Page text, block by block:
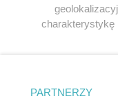
ODWIEDŹ
charakterystykę
zmienić/wycofać
znajdujący się w
PARTNERZY